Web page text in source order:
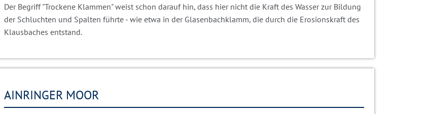
Der Begriff "Trockene Klammen" weist schon darauf hin, dass hier nicht die Kraft des Wasser zur Bildung
der Schluchten und Spalten führte - wie etwa in der Glasenbachklamm, die durch die Erosionskraft des
Klausbaches entstand.
AINRINGER MOOR